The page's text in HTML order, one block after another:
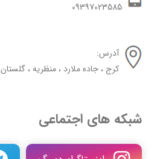
09397023585
آدرس:
کرج ، جاده ملارد ، منظریه ، گلستان 17
شبکه های اجتماعی